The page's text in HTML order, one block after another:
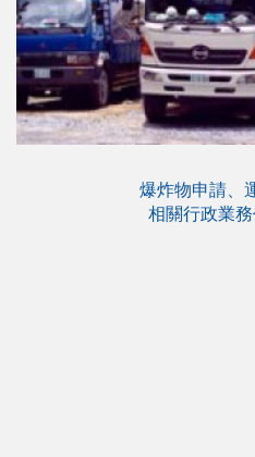
爆炸物申請、
相關行政業